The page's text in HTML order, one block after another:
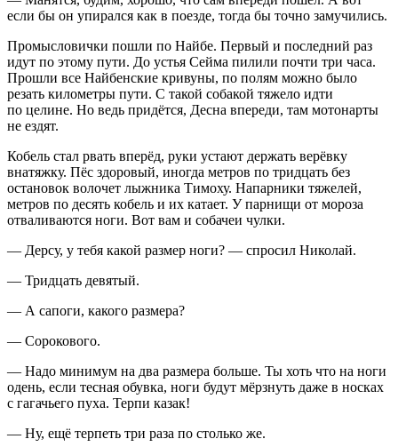
если бы он упирался как в поезде, тогда бы точно замучились.
Промысловички пошли по Найбе. Первый и последний раз
идут по этому пути. До устья Сейма пилили почти три часа.
Прошли все Найбенские кривуны, по полям можно было
резать километры пути. С такой собакой тяжело идти
по целине. Но ведь придётся, Десна впереди, там мотонарты
не ездят.
Кобель стал рвать вперёд, руки устают держать верёвку
внатяжку. Пёс здоровый, иногда метров по тридцать без
остановок волочет лыжника Тимоху. Напарники тяжелей,
метров по десять кобель и их катает. У парнищи от мороза
отваливаются ноги. Вот вам и собачеи чулки.
— Дерсу, у тебя какой размер ноги? — спросил Николай.
— Тридцать девятый.
— А сапоги, какого размера?
— Сорокового.
— Надо минимум на два размера больше. Ты хоть что на ноги
одень, если тесная обувка, ноги будут мёрзнуть даже в носках
с гагачьего пуха. Терпи казак!
— Ну, ещё терпеть три раза по столько же.